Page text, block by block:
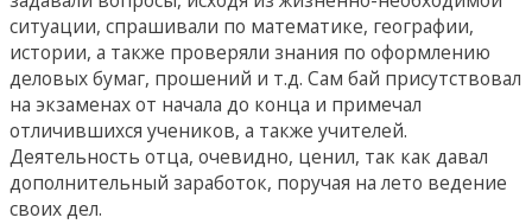
ситуации, спрашивали по математике, географии,
истории, а также проверяли знания по оформлению
деловых бумаг, прошений и т.д. Сам бай присутствовал
на экзаменах от начала до конца и примечал
отличившихся учеников, а также учителей.
Деятельность отца, очевидно, ценил, так как давал
дополнительный заработок, поручая на лето ведение
своих дел.